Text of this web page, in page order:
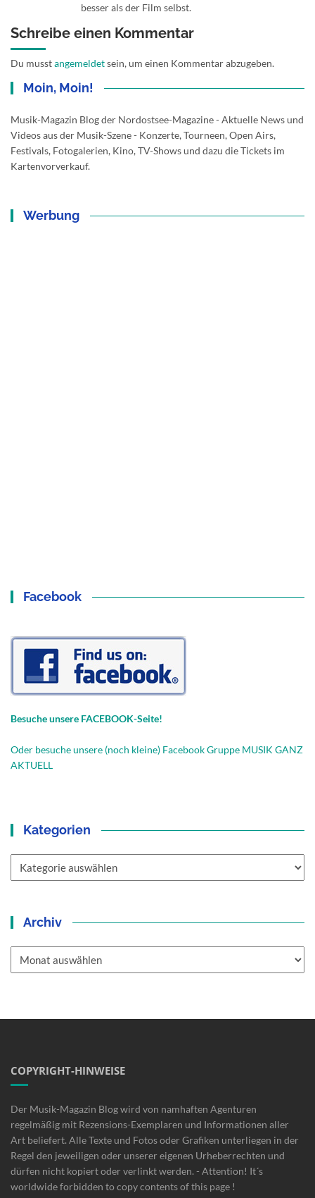
besser als der Film selbst.
Schreibe einen Kommentar
Du musstangemeldetsein, um einen Kommentar abzugeben.
Moin, Moin!
Musik-Magazin Blog der Nordostsee-Magazine - Aktuelle News und
Videos aus der Musik-Szene - Konzerte, Tourneen, Open Airs,
Festivals, Fotogalerien, Kino, TV-Shows und dazu die Tickets im
Kartenvorverkauf.
Werbung
Facebook
Besuche unsere FACEBOOK-Seite!
Oder besuche unsere (noch kleine) Facebook Gruppe MUSIK GANZ
AKTUELL
Kategorien
Archiv
COPYRIGHT-HINWEISE
Der Musik-Magazin Blog wird von namhaften Agenturen
regelmäßig mit Rezensions-Exemplaren und Informationen aller
Art beliefert. Alle Texte und Fotos oder Grafiken unterliegen in der
Regel den jeweiligen oder unserer eigenen Urheberrechten und
dürfen nicht kopiert oder verlinkt werden. - Attention! It´s
worldwide forbidden to copy contents of this page !